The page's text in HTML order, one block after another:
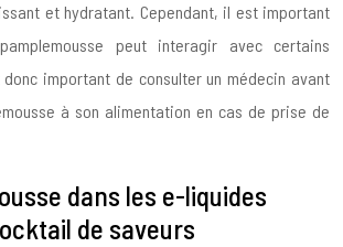
et hydratant. Cependant, il est important
peut interagir avec certains
important de consulter un médecin avant
à son alimentation en cas de prise de
dans les e-liquides
de saveurs